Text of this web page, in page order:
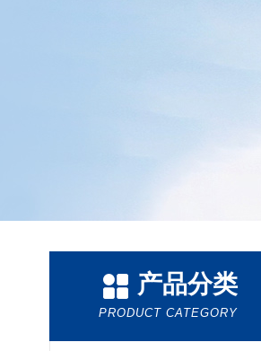
产品分类
PRODUCT CATEGORY